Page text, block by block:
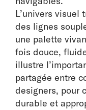
L’univers visuel
des lignes
une palette
fois douce,
illustre
partagée entre
designers, pour
durable et